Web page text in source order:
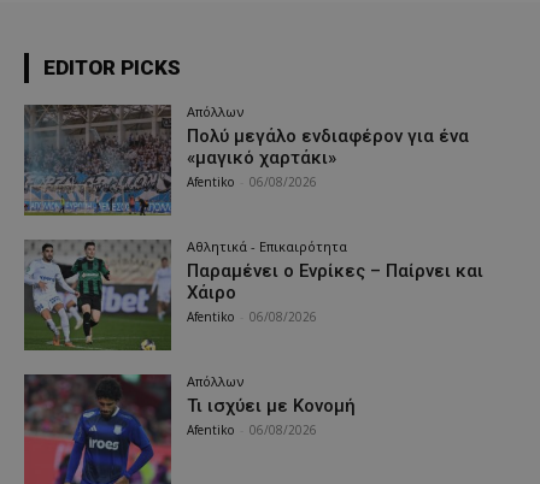
EDITOR PICKS
Απόλλων
Πολύ μεγάλο ενδιαφέρον για ένα
«μαγικό χαρτάκι»
Afentiko 06/08/2026
Αθλητικά - Επικαιρότητα
Παραμένει ο Ενρίκες – Παίρνει και
Χάιρο
Afentiko 06/08/2026
Απόλλων
Τι ισχύει με Κονομή
Afentiko 06/08/2026